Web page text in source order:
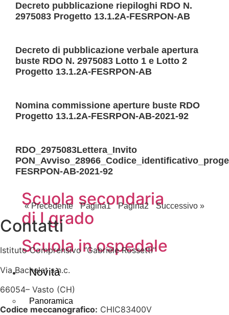
Registro
elettronico
Messa a
Percorsi di studio
Scuola dell'infanzia
Scuola primaria
Scuola secondaria
di I grado
Scuola in ospedale
Novità
Panoramica
Decreto pubblicazione riepiloghi RDO N.
2975083 Progetto 13.1.2A-FESRPON-AB
Decreto di pubblicazione verbale apertura
buste RDO N. 2975083 Lotto 1 e Lotto 2
Progetto 13.1.2A-FESRPON-AB
Nomina commissione aperture buste RDO
Progetto 13.1.2A-FESRPON-AB-2021-92
RDO_2975083Lettera_Invito
FESRPON-AB-2021-92
« Precedente Pagina1 Pagina2 Successivo »
Contatti
Istituto Comprensivo “Gabriele Rossetti”
Via Bachelet s.n.c.
66054– Vasto (CH)
Codice meccanografico: CHIC83400V